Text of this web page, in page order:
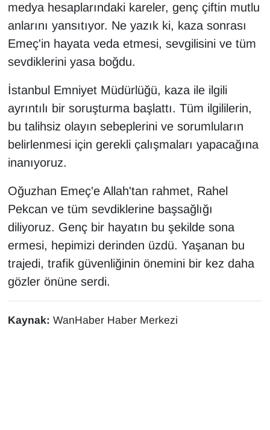
medya hesaplarındaki kareler, genç çiftin mutlu
anlarını yansıtıyor. Ne yazık ki, kaza sonrası
Emeç'in hayata veda etmesi, sevgilisini ve tüm
sevdiklerini yasa boğdu.
İstanbul Emniyet Müdürlüğü, kaza ile ilgili
ayrıntılı bir soruşturma başlattı. Tüm ilgililerin,
bu talihsiz olayın sebeplerini ve sorumluların
belirlenmesi için gerekli çalışmaları yapacağına
inanıyoruz.
Oğuzhan Emeç'e Allah'tan rahmet, Rahel
Pekcan ve tüm sevdiklerine başsağlığı
diliyoruz. Genç bir hayatın bu şekilde sona
ermesi, hepimizi derinden üzdü. Yaşanan bu
trajedi, trafik güvenliğinin önemini bir kez daha
gözler önüne serdi.
Kaynak: WanHaber Haber Merkezi
SAĞLIK
Seri İlan
SİYASET
SPOR
TEBRİK
TEKNOLOJİ
Turizm
VAN'DA SPOR
YAŞAM